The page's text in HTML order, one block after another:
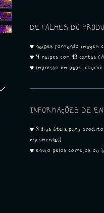
DETALHES DO
♥ naipes formando imagem
♥ 4 naipes com 13 cartas
♥ impresso em papel
INFORMAÇÕES DE
♥ 3 dias úteis para
encomendas)
♥ envio pelos correios ou